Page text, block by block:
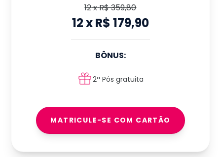
12xR$ 359,80
12xR$ 179,90
BÔNUS:
2ª Pós gratuita
MATRICULE-SE COM CARTÃO